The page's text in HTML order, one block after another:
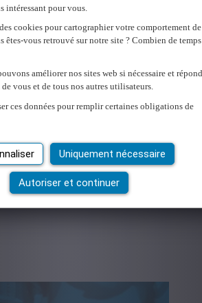
pour vous.
cookies pour cartographier votre comportement de
vous retrouvé sur notre site ? Combien de temps
améliorer nos sites web si nécessaire et
vous et de tous nos autres utilisateurs.
ces données pour remplir certaines obligations de
Uniquement nécessaire
Autoriser et continuer